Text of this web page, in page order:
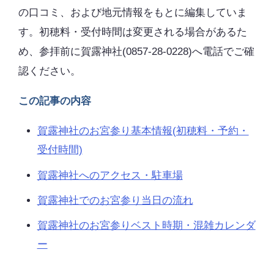
の口コミ、および地元情報をもとに編集していま
す。初穂料・受付時間は変更される場合があるた
め、参拝前に賀露神社(0857-28-0228)へ電話でご確
認ください。
この記事の内容
賀露神社のお宮参り基本情報(初穂料・予約・
受付時間)
賀露神社へのアクセス・駐車場
賀露神社でのお宮参り当日の流れ
賀露神社のお宮参りベスト時期・混雑カレンダ
ー